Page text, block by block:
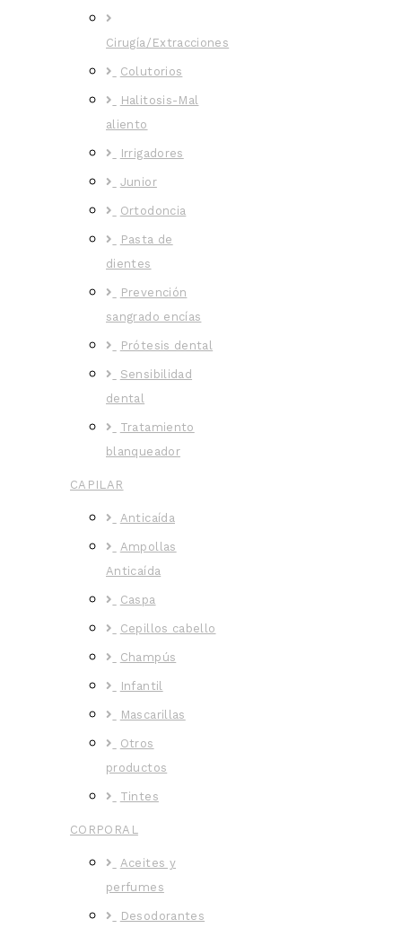
Cirugía/Extracciones
Colutorios
Halitosis-Mal
aliento
Irrigadores
Junior
Ortodoncia
Pasta de
dientes
Prevención
sangrado encías
Prótesis dental
Sensibilidad
dental
Tratamiento
blanqueador
CAPILAR
Anticaída
Ampollas
Anticaída
Caspa
Cepillos cabello
Champús
Infantil
Mascarillas
Otros
productos
Tintes
CORPORAL
Aceites y
perfumes
Desodorantes